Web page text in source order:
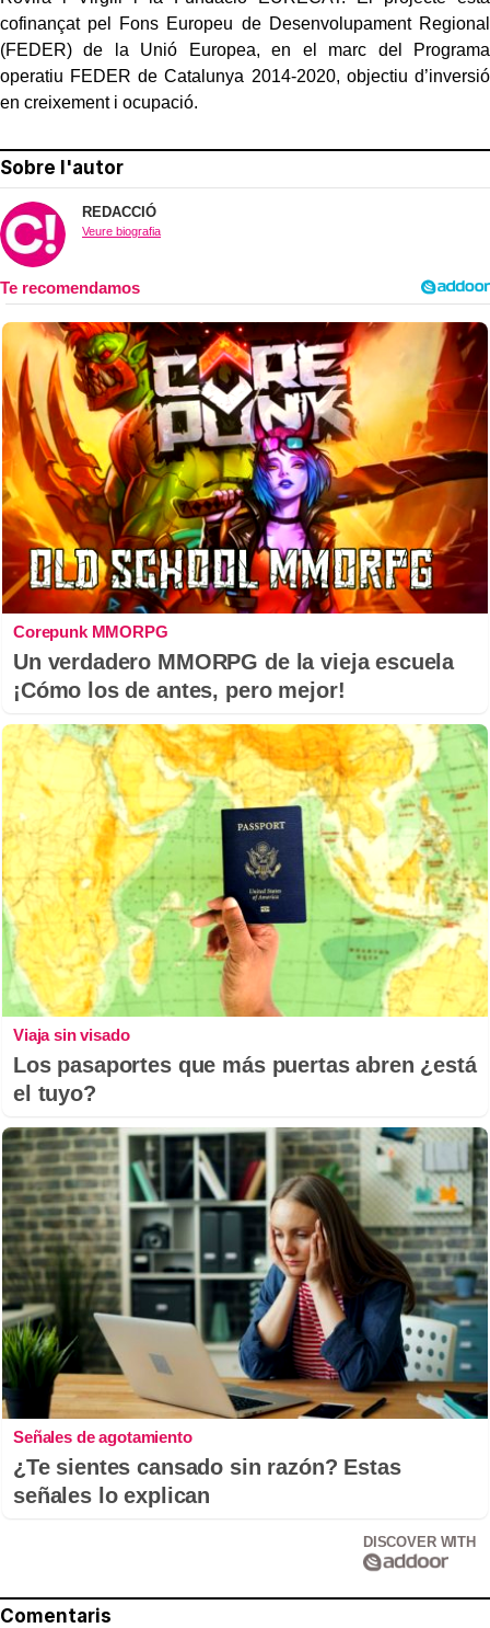
cofinançat pel Fons Europeu de Desenvolupament Regional
(FEDER) de la Unió Europea, en el marc del Programa
operatiu FEDER de Catalunya 2014-2020, objectiu d’inversió
en creixement i ocupació.
Sobre l'autor
REDACCIÓ
Veure biografia
Corepunk MMORPG
Un verdadero MMORPG de la vieja escuela
¡Cómo los de antes, pero mejor!
Viaja sin visado
Los pasaportes que más puertas abren ¿está
el tuyo?
Señales de agotamiento
¿Te sientes cansado sin razón? Estas
señales lo explican
DISCOVER WITH
Comentaris